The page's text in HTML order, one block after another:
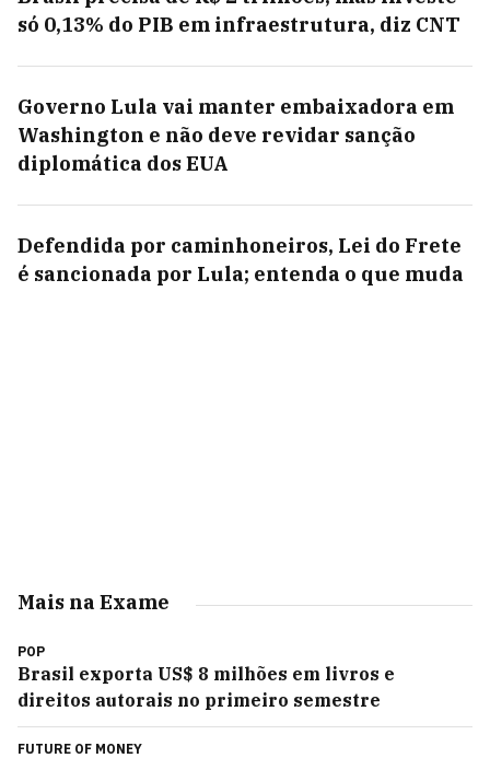
só 0,13% do PIB em infraestrutura, diz CNT
Governo Lula vai manter embaixadora em
Washington e não deve revidar sanção
diplomática dos EUA
Defendida por caminhoneiros, Lei do Frete
é sancionada por Lula; entenda o que muda
Mais na Exame
POP
Brasil exporta US$ 8 milhões em livros e
direitos autorais no primeiro semestre
FUTURE OF MONEY